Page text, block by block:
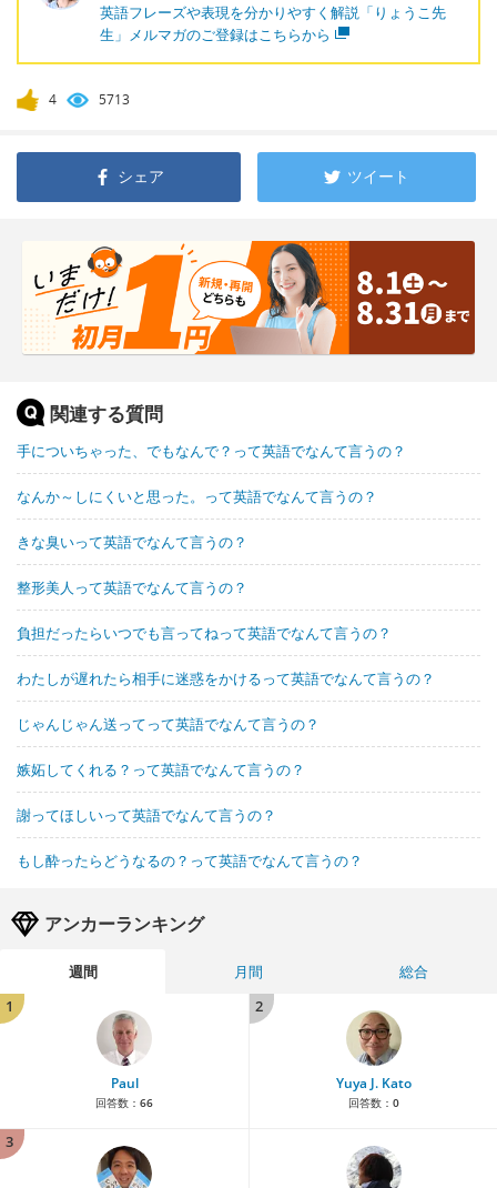
英語フレーズや表現を分かりやすく解説「りょうこ先
生」メルマガのご登録はこちらから
4 5713
シェア ツイート
関連する質問
手についちゃった、でもなんで？って英語でなんて言うの？
なんか～しにくいと思った。って英語でなんて言うの？
きな臭いって英語でなんて言うの？
整形美人って英語でなんて言うの？
負担だったらいつでも言ってねって英語でなんて言うの？
わたしが遅れたら相手に迷惑をかけるって英語でなんて言うの？
じゃんじゃん送ってって英語でなんて言うの？
嫉妬してくれる？って英語でなんて言うの？
謝ってほしいって英語でなんて言うの？
もし酔ったらどうなるの？って英語でなんて言うの？
アンカーランキング
週間 月間
総合
1
Paul
回答数： 66
2
Yuya J. Kato
回答数： 0
3